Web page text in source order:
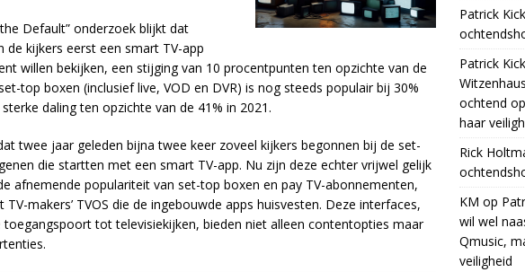
Default” onderzoek blijkt dat
de kijkers eerst een smart TV-app
willen bekijken, een stijging van 10 procentpunten ten opzichte van de
top boxen (inclusief live, VOD en DVR) is nog steeds populair bij 30%
daling ten opzichte van de 41% in 2021.
twee jaar geleden bijna twee keer zoveel kijkers begonnen bij de set-
die startten met een smart TV-app. Nu zijn deze echter vrijwel gelijk
afnemende populariteit van set-top boxen en pay TV-abonnementen,
makers’ TVOS die de ingebouwde apps huisvesten. Deze interfaces,
toegangspoort tot televisiekijken, bieden niet alleen contentopties maar
Patrick
Patrick
ochtend
haar
Rick
KM op
wil wel
Qmusic,
veiligheid